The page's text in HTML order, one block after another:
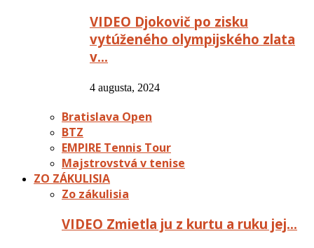
VIDEO Djokovič po zisku
vytúženého olympijského zlata
v…
4 augusta, 2024
Bratislava Open
BTZ
EMPIRE Tennis Tour
Majstrovstvá v tenise
ZO ZÁKULISIA
Zo zákulisia
VIDEO Zmietla ju z kurtu a ruku jej…